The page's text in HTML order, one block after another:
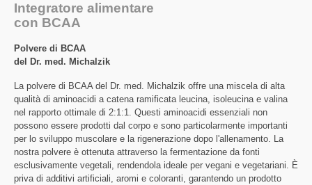
Integratore alimentare
con BCAA
Polvere di BCAA
del Dr. med. Michalzik
La polvere di BCAA del Dr. med. Michalzik offre una miscela di alta
qualità di aminoacidi a catena ramificata leucina, isoleucina e valina
nel rapporto ottimale di 2:1:1. Questi aminoacidi essenziali non
possono essere prodotti dal corpo e sono particolarmente importanti
per lo sviluppo muscolare e la rigenerazione dopo l'allenamento. La
nostra polvere è ottenuta attraverso la fermentazione da fonti
esclusivamente vegetali, rendendola ideale per vegani e vegetariani. È
priva di additivi artificiali, aromi e coloranti, garantendo un prodotto